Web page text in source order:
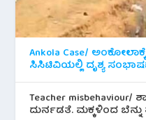
Ankola Case/
ಸಿಸಿಟಿವಿಯಲ್ಲಿ ದೃಶ್ಯ
Teacher
ದುರ್ನಡತೆ. ಮಕ್ಕಳಿಂದ